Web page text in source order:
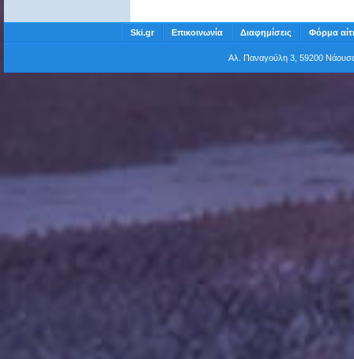
Ski.gr Επικοινωνία Διαφημίσεις Φόρμα
Αλ. Παναγούλη 3, 59200